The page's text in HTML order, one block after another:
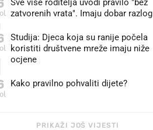
Sve više roditelja uvodi pravilo "bez
zatvorenih vrata". Imaju dobar razlog
Studija: Djeca koja su ranije počela
koristiti društvene mreže imaju niže
ocjene
Kako pravilno pohvaliti dijete?
PRIKAŽI JOŠ VIJESTI